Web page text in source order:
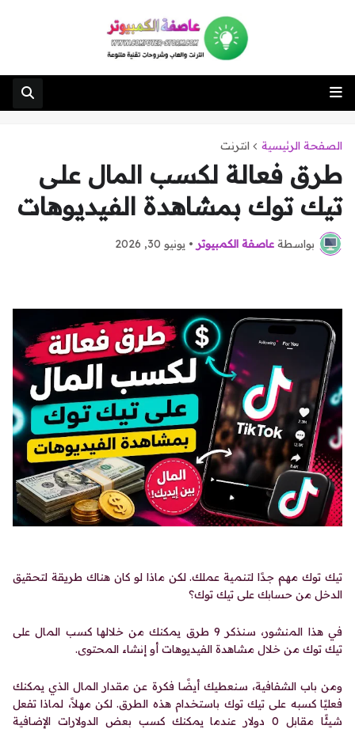
الصفحة الرئيسية انترنت
طرق فعالة لكسب المال على
تيك توك بمشاهدة الفيديوهات
بواسطة عاصفة الكمبيوتر • يونيو 30, 2026
تيك توك مهم جدًا لتنمية عملك. لكن ماذا لو كان هناك طريقة لتحقيق
الدخل من حسابك على تيك توك؟
في هذا المنشور، سنذكر 9 طرق يمكنك من خلالها كسب المال على
تيك توك من خلال مشاهدة الفيديوهات أو إنشاء المحتوى.
ومن باب الشفافية، سنعطيك أيضًا فكرة عن مقدار المال الذي يمكنك
فعليًا كسبه على تيك توك باستخدام هذه الطرق. لكن مهلاً، لماذا تفعل
شيئًا مقابل 0 دولار عندما يمكنك كسب بعض الدولارات الإضافية